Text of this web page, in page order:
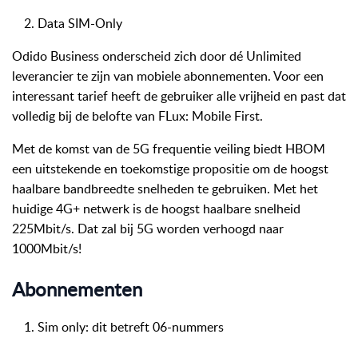
Data SIM-Only
Odido Business onderscheid zich door dé Unlimited
leverancier te zijn van mobiele abonnementen. Voor een
interessant tarief heeft de gebruiker alle vrijheid en past dat
volledig bij de belofte van FLux: Mobile First.
Met de komst van de 5G frequentie veiling biedt HBOM
een uitstekende en toekomstige propositie om de hoogst
haalbare bandbreedte snelheden te gebruiken. Met het
huidige 4G+ netwerk is de hoogst haalbare snelheid
225Mbit/s. Dat zal bij 5G worden verhoogd naar
1000Mbit/s!
Abonnementen
Sim only: dit betreft 06-nummers